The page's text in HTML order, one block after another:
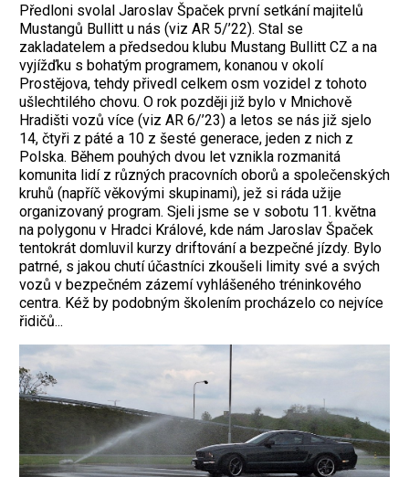
Předloni svolal Jaroslav Špaček první se­t­kání majitelů
Mustangů Bullitt u nás (viz AR 5/’22). Stal se
zakladatelem a předsedou klubu Mustang Bullitt CZ a na
vyjížďku s bohatým programem, konanou v okolí
Prostějova, tehdy přivedl celkem osm vozidel z tohoto
ušlechtilého chovu. O rok později již bylo v Mnichově
Hradišti vozů více (viz AR 6/’23) a letos se nás již sjelo
14, čtyři z páté a 10 z šesté generace, jeden z nich z
Polska. Během pouhých dvou let vznikla rozmanitá
komunita lidí z různých pracovních oborů a společenských
kruhů (napříč věkovými skupinami), jež si ráda užije
organizovaný program. Sjeli jsme se v sobotu 11. května
na polygonu v Hradci Králové, kde nám Jaroslav Špaček
tentokrát domluvil kurzy driftování a bezpečné jízdy. Bylo
patrné, s jakou chutí účastníci zkoušeli limity své a svých
vozů v bezpečném zázemí vyhlášeného tréninkového
centra. Kéž by podobným školením procházelo co nejvíce
řidičů...